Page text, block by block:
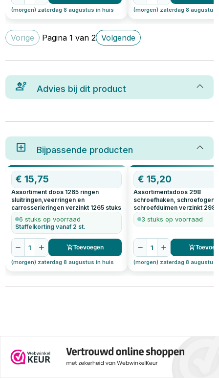
(morgen) zaterdag 8 augustus in huis (morgen) zaterdag 8 augustus
Vorige Pagina1 van2 Volgende
Advies bij dit product
Bijpassende producten
€15,75
Assortiment doos 1265 ringen
sluitringen,veerringen en
carrosserieringen verzinkt 1265 stuks
6 stuks op voorraad
Staffelkorting vanaf 2 st.
1 Toevoegen
(morgen) zaterdag 8 augustus in huis
€15,20
Assortimentsdoos 298
schroefhaken, schroefogen
schroefduimen verzinkt 298
3 stuks op voorraad
1
(morgen) zaterdag 8 augustus